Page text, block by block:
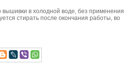
вышивки в холодной воде, без применения
стирать после окончания работы, во